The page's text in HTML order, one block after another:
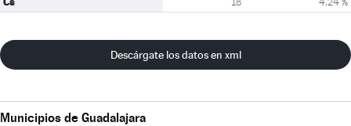
Descárgate los datos en xml
Municipios de Guadalajara